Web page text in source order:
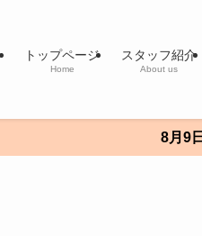
トップページ
Home
スタッフ紹介
About us
8月9日～